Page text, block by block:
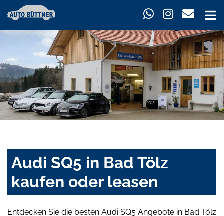
Audi SQ5 in Bad Tölz
kaufen oder leasen
Entdecken Sie die besten Audi SQ5 Angebote in Bad Tölz